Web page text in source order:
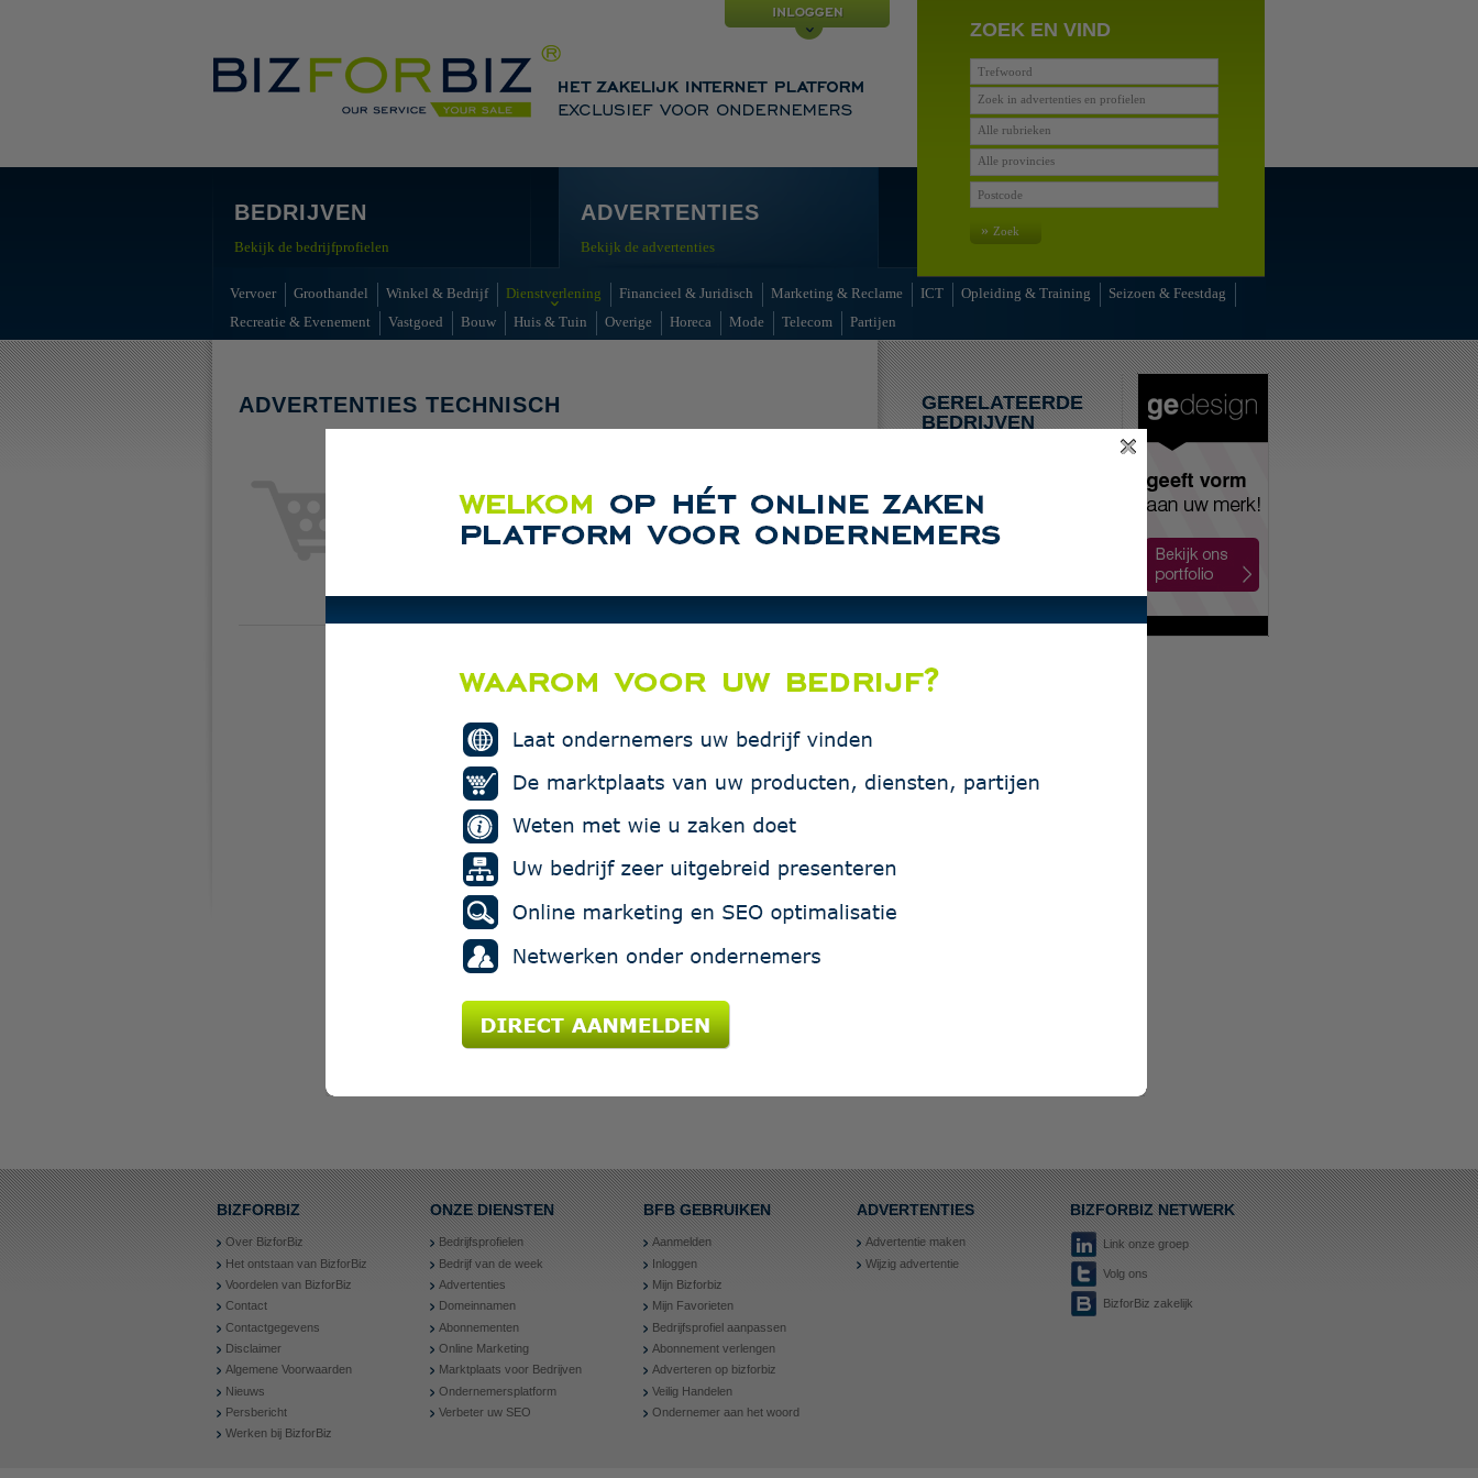
ZOEK EN VIND
Zoek in advertenties en profielen
Alle rubrieken
Alle provincies
» Zoek
BEDRIJVEN
Bekijk de bedrijfprofielen
ADVERTENTIES
Bekijk de advertenties
Vervoer Groothandel Winkel & Bedrijf Dienstverlening Financieel & Juridisch Marketing & Reclame ICT Opleiding & Training
Seizoen & Feestdag
Recreatie & Evenement
Vastgoed Bouw Huis & Tuin Overige Horeca Mode Telecom Partijen
ADVERTENTIES TECHNISCH
Geen advertenties
Plaats de eerste advertentie in deze rubriek.
GERELATEERDE
BEDRIJVEN
BIZFORBIZ
Over BizforBiz
Het ontstaan van BizforBiz
Voordelen van BizforBiz
Contact
Contactgegevens
Disclaimer
Algemene Voorwaarden
Nieuws
Persbericht
Werken bij BizforBiz
ONZE DIENSTEN
Bedrijfsprofielen
Bedrijf van de week
Advertenties
Domeinnamen
Abonnementen
Online Marketing
Marktplaats voor Bedrijven
Ondernemersplatform
Verbeter uw SEO
BFB GEBRUIKEN
Aanmelden
Inloggen
Mijn Bizforbiz
Mijn Favorieten
Bedrijfsprofiel aanpassen
Abonnement verlengen
Adverteren op bizforbiz
Veilig Handelen
Ondernemer aan het woord
ADVERTENTIES
Advertentie maken
Wijzig advertentie
BIZFORBIZ NETWERK
Link onze groep
Volg ons
BizforBiz zakelijk